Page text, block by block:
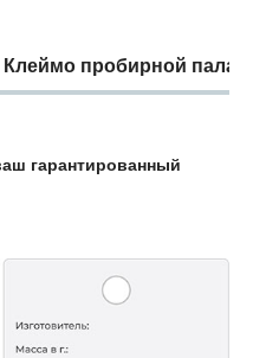
Клеймо пробирной
гарантированный